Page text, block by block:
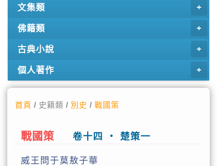
文集類
佛籍類
古典小說
個人著作
首頁 / 史籍類 / 別史 /戰國策
戰國策 卷十四 ‧ 楚策一
威王問于莫敖子華